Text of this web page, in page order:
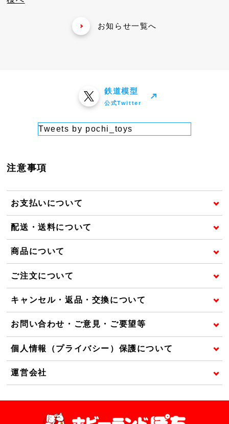
お知らせ一覧へ
鉄道模型
公式Twitter
Tweets by pochi_toys
注意事項
お支払いについて
配送・送料について
商品について
ご注文について
キャンセル・返品・交換について
お問い合わせ・ご意見・ご要望等
個人情報（プライバシー）保護について
運営会社